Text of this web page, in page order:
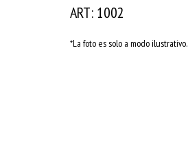
ART: 1002
*La foto es solo a modo ilustrativo.